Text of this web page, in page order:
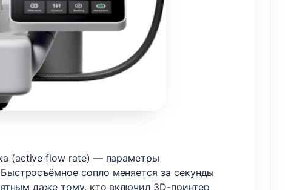
(active flow rate) — параметры
сопло меняется за секунды
даже тому, кто включил 3D-принтер